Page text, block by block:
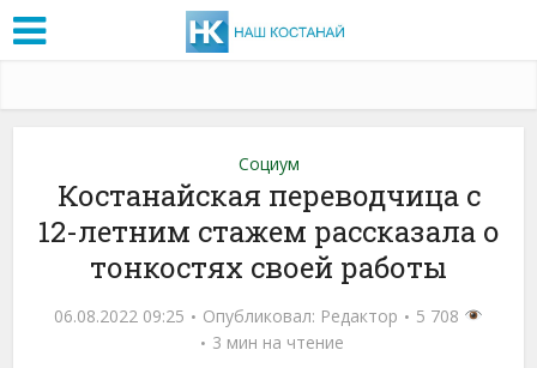
Социум
Костанайская переводчица с
12-летним стажем рассказала о
тонкостях своей работы
06.08.2022 09:25 Опубликовал: Редактор
5 708
3 мин на чтение